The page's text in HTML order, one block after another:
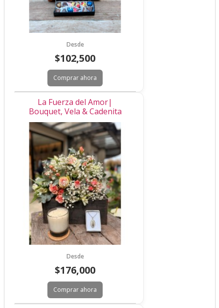
Desde
$102,500
Comprar ahora
La Fuerza del Amor|
Bouquet, Vela & Cadenita
Desde
$176,000
Comprar ahora